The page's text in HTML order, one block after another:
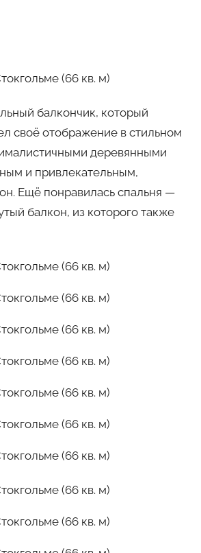
балкончик, который
своё отображение в стильном
деревянными
и привлекательным,
Ещё понравилась спальня —
балкон, из которого также